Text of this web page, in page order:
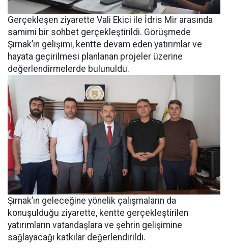
Gerçekleşen ziyarette Vali Ekici ile İdris Mir arasında
samimi bir sohbet gerçekleştirildi. Görüşmede
Şırnak’ın gelişimi, kentte devam eden yatırımlar ve
hayata geçirilmesi planlanan projeler üzerine
değerlendirmelerde bulunuldu.
Şırnak’ın geleceğine yönelik çalışmaların da
konuşulduğu ziyarette, kentte gerçekleştirilen
yatırımların vatandaşlara ve şehrin gelişimine
sağlayacağı katkılar değerlendirildi.